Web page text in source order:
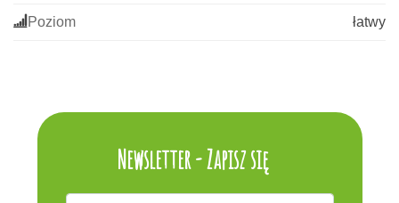
Poziom łatwy
Newsletter - Zapisz się